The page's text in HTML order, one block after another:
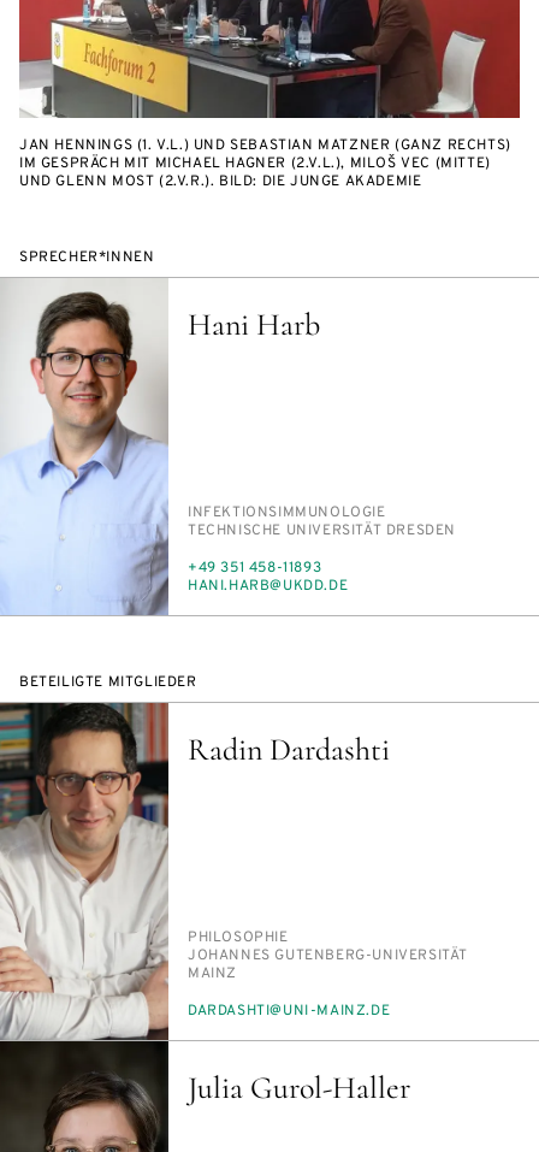
JAN HENNINGS (1. V.L.) UND SEBASTIAN MATZNER (GANZ RECHTS)
IM GESPRÄCH MIT MICHAEL HAGNER (2.V.L.), MILOŠ VEC (MITTE)
UND GLENN MOST (2.V.R.). BILD: DIE JUNGE AKADEMIE
SPRECHER*INNEN
Hani Harb
PERSON_RESEARCH_SUBJECT
IN­FEK­TI­ONS­IM­MU­NO­LO­GIE
INSTITUTION
TECH­NI­SCHE UNI­VER­SI­TÄT DRES­DEN
TELEFON
+49 351 458-11893
E-
HA­NI.HARB@UK­DD.DE
BETEILIGTE MITGLIEDER
Radin Dardashti
PERSON_RESEARCH_SUBJECT
PHI­LO­SO­PHIE
INSTITUTION
JO­HAN­NES GU­TEN­BERG-UNI­VER­SI­TÄT
MAINZ
E-
DAR­DA­SH­TI@UNI-MAINZ.DE
Julia Gurol-Haller